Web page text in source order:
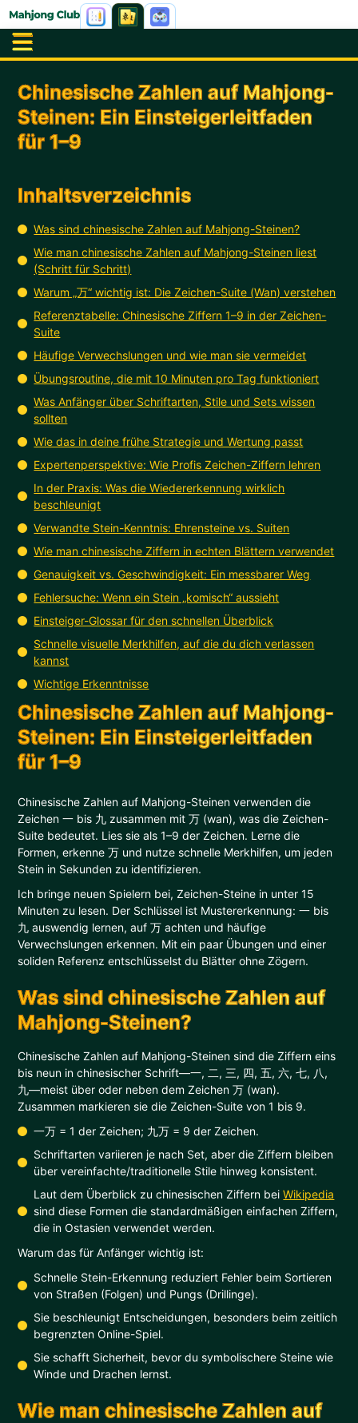
Chinesische Zahlen auf Mahjong-
Steinen: Ein Einsteigerleitfaden
für 1–9
Inhaltsverzeichnis
Was sind chinesische Zahlen auf Mahjong-Steinen?
Wie man chinesische Zahlen auf Mahjong-Steinen liest
(Schritt für Schritt)
Warum „万“ wichtig ist: Die Zeichen-Suite (Wan) verstehen
Referenztabelle: Chinesische Ziffern 1–9 in der Zeichen-
Suite
Häufige Verwechslungen und wie man sie vermeidet
Übungsroutine, die mit 10 Minuten pro Tag funktioniert
Was Anfänger über Schriftarten, Stile und Sets wissen
sollten
Wie das in deine frühe Strategie und Wertung passt
Expertenperspektive: Wie Profis Zeichen-Ziffern lehren
In der Praxis: Was die Wiedererkennung wirklich
beschleunigt
Verwandte Stein-Kenntnis: Ehrensteine vs. Suiten
Wie man chinesische Ziffern in echten Blättern verwendet
Genauigkeit vs. Geschwindigkeit: Ein messbarer Weg
Fehlersuche: Wenn ein Stein „komisch“ aussieht
Einsteiger-Glossar für den schnellen Überblick
Schnelle visuelle Merkhilfen, auf die du dich verlassen
kannst
Wichtige Erkenntnisse
Chinesische Zahlen auf Mahjong-
Steinen: Ein Einsteigerleitfaden
für 1–9
Chinesische Zahlen auf Mahjong-Steinen verwenden die
Zeichen 一 bis 九 zusammen mit 万 (wan), was die Zeichen-
Suite bedeutet. Lies sie als 1–9 der Zeichen. Lerne die
Formen, erkenne 万 und nutze schnelle Merkhilfen, um jeden
Stein in Sekunden zu identifizieren.
Ich bringe neuen Spielern bei, Zeichen-Steine in unter 15
Minuten zu lesen. Der Schlüssel ist Mustererkennung: 一 bis
九 auswendig lernen, auf 万 achten und häufige
Verwechslungen erkennen. Mit ein paar Übungen und einer
soliden Referenz entschlüsselst du Blätter ohne Zögern.
Was sind chinesische Zahlen auf
Mahjong-Steinen?
Chinesische Zahlen auf Mahjong-Steinen sind die Ziffern eins
bis neun in chinesischer Schrift—一, 二, 三, 四, 五, 六, 七, 八,
九—meist über oder neben dem Zeichen 万 (wan).
Zusammen markieren sie die Zeichen-Suite von 1 bis 9.
一万 = 1 der Zeichen; 九万 = 9 der Zeichen.
Schriftarten variieren je nach Set, aber die Ziffern bleiben
über vereinfachte/traditionelle Stile hinweg konsistent.
Laut dem Überblick zu chinesischen Ziffern beiWikipedia
sind diese Formen die standardmäßigen einfachen Ziffern,
die in Ostasien verwendet werden.
Warum das für Anfänger wichtig ist:
Schnelle Stein-Erkennung reduziert Fehler beim Sortieren
von Straßen (Folgen) und Pungs (Drillinge).
Sie beschleunigt Entscheidungen, besonders beim zeitlich
begrenzten Online-Spiel.
Sie schafft Sicherheit, bevor du symbolischere Steine wie
Winde und Drachen lernst.
Wie man chinesische Zahlen auf